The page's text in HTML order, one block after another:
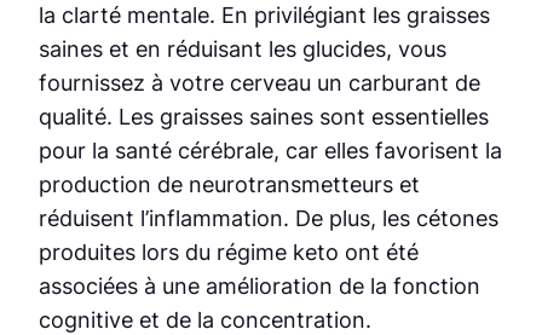
la clarté mentale. En privilégiant les graisses
saines et en réduisant les glucides, vous
fournissez à votre cerveau un carburant de
qualité. Les graisses saines sont essentielles
pour la santé cérébrale, car elles favorisent la
production de neurotransmetteurs et
réduisent l’inflammation. De plus, les cétones
produites lors du régime keto ont été
associées à une amélioration de la fonction
cognitive et de la concentration.